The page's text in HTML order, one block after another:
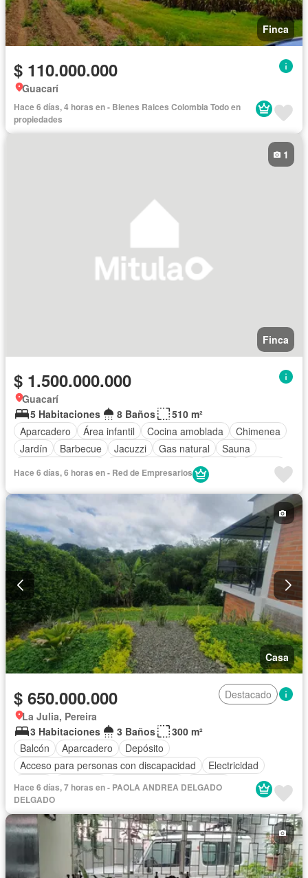
Finca
$ 110.000.000
Guacarí
Hace 6 días, 4 horas en - Bienes Raices Colombia Todo en
propiedades
Finca
1
$ 1.500.000.000
Guacarí
5 Habitaciones
8 Baños
510 m²
Aparcadero
Área infantil Cocina amoblada
Chimenea
Jardín
Barbecue Jacuzzi Gas natural
Sauna
Piscina
Terraza
Hace 6 días, 6 horas en - Red de Empresarios
Casa
$ 650.000.000
Destacado
La Julia, Pereira
3 Habitaciones
3 Baños
300 m²
Balcón
Aparcadero
Depósito
Acceso para personas con discapacidad
Electricidad
Jardín
Barbecue Cocina integral
Internet
Gas natural
Agua
Patio
Hace 6 días, 7 horas en - PAOLA ANDREA DELGADO
DELGADO